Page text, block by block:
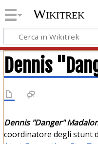
Wikitrek
Dennis
Dennis "Danger"
coordinatore degli stunt